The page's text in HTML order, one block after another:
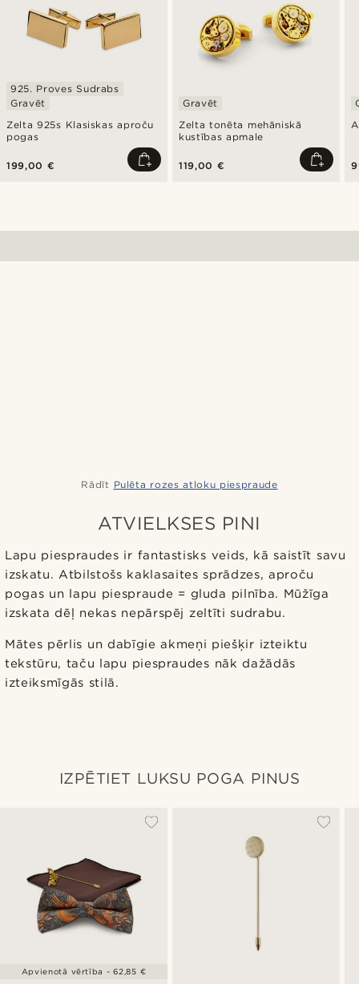
Zelta 925s Klasiskas aproču
pogas
925. Proves Sudrabs
Gravēt
199,00 €
Zelta tonēta mehāniskā
kustības apmale
Gravēt
119,00 €
Rādīt Pulēta rozes atloku piespraude
ATVIELKSES PINI
Lapu piespraudes ir fantastisks veids, kā saistīt savu
izskatu. Atbilstošs kaklasaites sprādzes, aproču
pogas un lapu piespraude = gluda pilnība. Mūžīga
izskata dēļ nekas nepārspēj zeltīti sudrabu.
Mātes pērlis un dabīgie akmeņi piešķir izteiktu
tekstūru, taču lapu piespraudes nāk dažādās
izteiksmīgās stilā.
IZPĒTIET LUKSU POGA PINUS
Apvienotā vērtība - 62,85 €